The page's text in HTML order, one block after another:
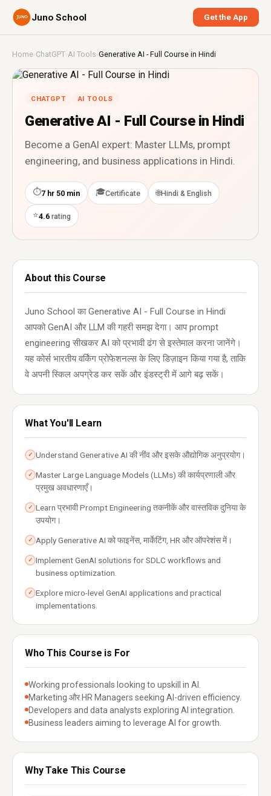
Juno School Get the App
Home›ChatGPT›AI Tools ›Generative AI - Full Course in Hindi
CHATGPT AI TOOLS
Generative AI - Full Course in Hindi
Become a GenAI expert: Master LLMs, prompt
engineering, and business applications in Hindi.
⏱7 hr 50 min 🎓Certificate 🌐Hindi & English
⭐4.6 rating
About this Course
Juno School का Generative AI - Full Course in Hindi
आपको GenAI और LLM की गहरी समझ देगा। आप prompt
engineering सीखकर AI को प्रभावी ढंग से इस्तेमाल करना जानेंगे।
यह कोर्स भारतीय वर्किंग प्रोफेशनल्स के लिए डिज़ाइन किया गया है, ताकि
वे अपनी स्किल अपग्रेड कर सकें और इंडस्ट्री में आगे बढ़ सकें।
What You'll Learn
✓ Understand Generative AI की नींव और इसके औद्योगिक अनुप्रयोग।
✓ Master Large Language Models (LLMs) की कार्यप्रणाली और
प्रमुख अवधारणाएँ।
✓ Learn प्रभावी Prompt Engineering तकनीकें और वास्तविक दुनिया के
उपयोग।
✓ Apply Generative AI को फाइनेंस, मार्केटिंग, HR और ऑपरेशंस में।
✓ Implement GenAI solutions for SDLC workflows and
business optimization.
✓ Explore micro-level GenAI applications and practical
implementations.
Who This Course is For
Working professionals looking to upskill in AI.
Marketing और HR Managers seeking AI-driven efficiency.
Developers and data analysts exploring AI integration.
Business leaders aiming to leverage AI for growth.
Why Take This Course